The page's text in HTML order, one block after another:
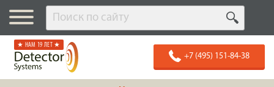
★ НАМ 19 ЛЕТ ★
+7 (495) 151-84-38